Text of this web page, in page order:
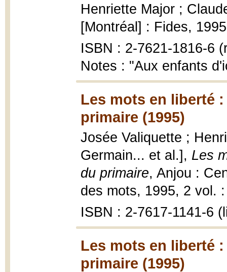
Henriette Major ;
[Montréal] : Fides,
ISBN : 2-7621-1816-6
Notes : "Aux enfants
Les mots en liberté
primaire (1995)
Josée Valiquette ;
Germain... et al.], Les
du primaire, Anjou :
des mots, 1995, 2 vol.
ISBN : 2-7617-1141-6
Les mots en liberté
primaire (1995)